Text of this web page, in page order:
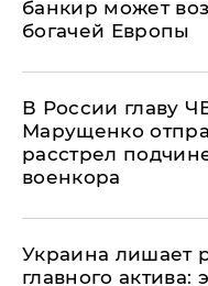
банкир может
богачей Европы
В России главу
Марущенко
расстрел
военкора
​Украина лишает
главного актива: